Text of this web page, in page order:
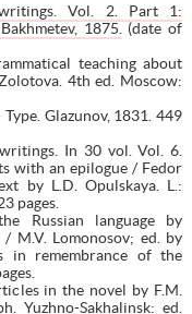
Vol. 2. Part 1:
1875.
(date of
teaching about
4th ed. Moscow:
Glazunov, 1831. 449
In 30 vol. Vol. 6.
with an epilogue / Fedor
by L.D. Opulskaya. L.:
pages.
Russian language by
M.V. Lomonosov; ed. by
in remembrance of the
in the novel by F.M.
Yuzhno-Sakhalinsk: ed.